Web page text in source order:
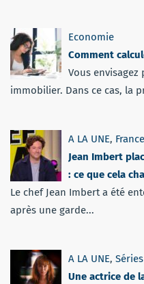
Economie
Comment
Vous envisagez
immobilier. Dans ce cas, la
A LA UNE, France
Jean Imbert
: ce que cela
Le chef Jean Imbert a été
après une garde...
A LA UNE,
Une actrice de